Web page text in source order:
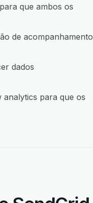
que ambos os
de acompanhamento
dados
analytics para que os